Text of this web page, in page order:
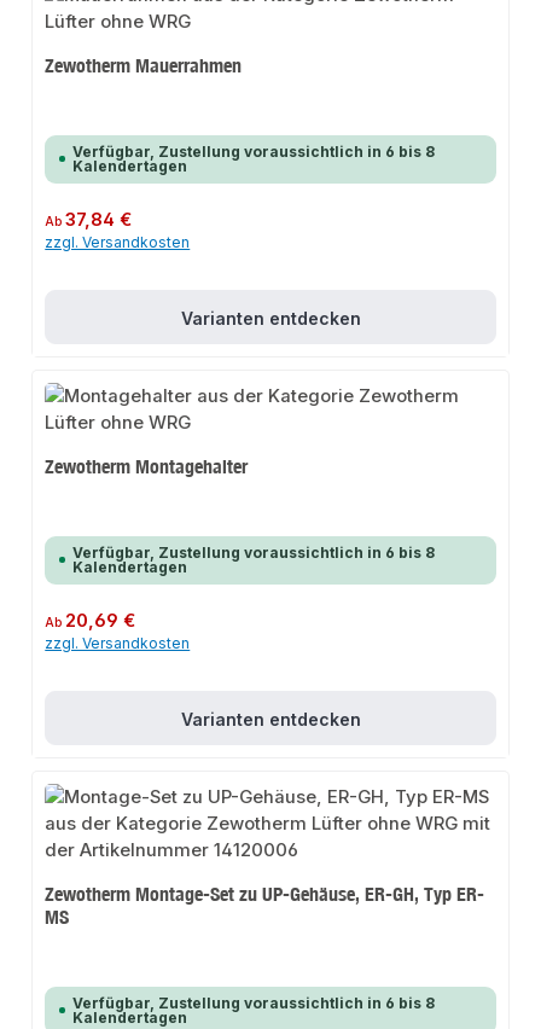
Zewotherm Mauerrahmen
Verfügbar, Zustellung voraussichtlich in 6 bis 8
Kalendertagen
Regulärer Preis:
Ab37,84 €
zzgl. Versandkosten
Varianten entdecken
Zewotherm Montagehalter
Verfügbar, Zustellung voraussichtlich in 6 bis 8
Kalendertagen
Regulärer Preis:
Ab 20,69 €
zzgl. Versandkosten
Varianten entdecken
Zewotherm Montage-Set zu UP-Gehäuse, ER-GH, Typ ER-
MS
Verfügbar, Zustellung voraussichtlich in 6 bis 8
Kalendertagen